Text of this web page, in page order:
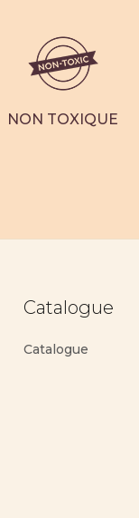
NON TOXIQUE
Catalogue
Catalogue